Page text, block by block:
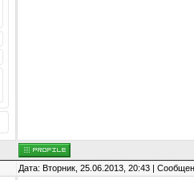
Дата: Вторник, 25.06.2013, 20:43 |